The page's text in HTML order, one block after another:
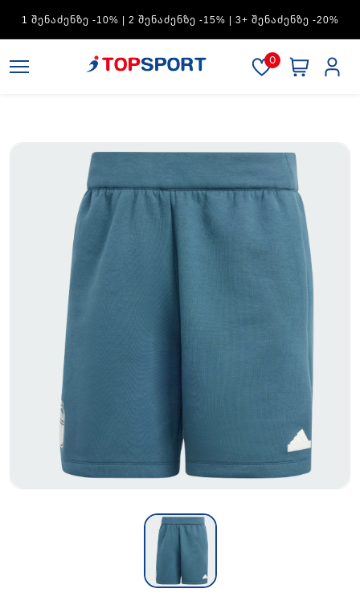
ᲨᲔᲜᲐᲫᲔᲜᲖᲔ -30%
0